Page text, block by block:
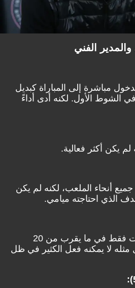
والمدير الفني
مباشرة إلى المباراة كبديل
في الشوط الأول. لكنه أدى أداءً
يكن أكثر فعالية.
جميع أنحاء الملعب، لكنه لم يكن
الذي احتاجته ميامي.
لمس الكرة خمس مرات فقط في ما يقرب من 20
لا يمكنه فعل الكثير في ظل